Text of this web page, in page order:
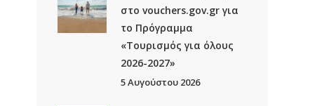
στο vouchers.gov.gr για
το Πρόγραμμα
«Τουρισμός για όλους
2026-2027»
5 Αυγούστου 2026